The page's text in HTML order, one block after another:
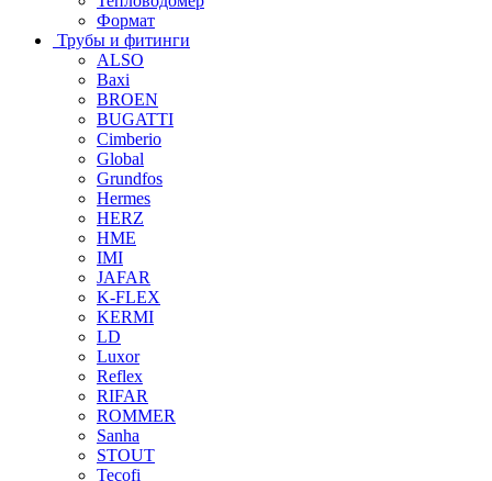
Формат
Трубы и фитинги
ALSO
Baxi
BROEN
BUGATTI
Cimberio
Global
Grundfos
Hermes
HERZ
HME
IMI
JAFAR
K-FLEX
KERMI
LD
Luxor
Reflex
RIFAR
ROMMER
Sanha
STOUT
Tecofi